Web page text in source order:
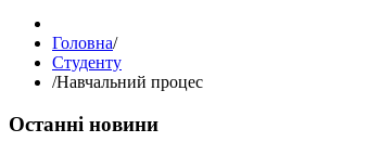
Головна/
Студенту
/Навчальний процес
Останні новини